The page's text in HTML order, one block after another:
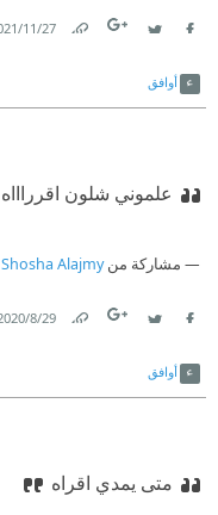
27‏/11‏/2021
أوافق
علموني شلون اقرراااه
مشاركة منShosha Alajmy
29‏/8‏/2020
أوافق
متى يمدي اقراه